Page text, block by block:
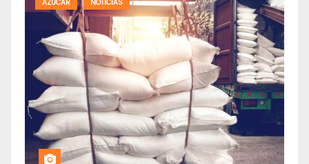
AZUCAR NOTICIAS